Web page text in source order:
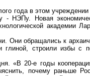
года в этом
- НЭПу. Новая
академии
Они обращались к
глиной, строили избы с
«В 20-е годы
почему раньше